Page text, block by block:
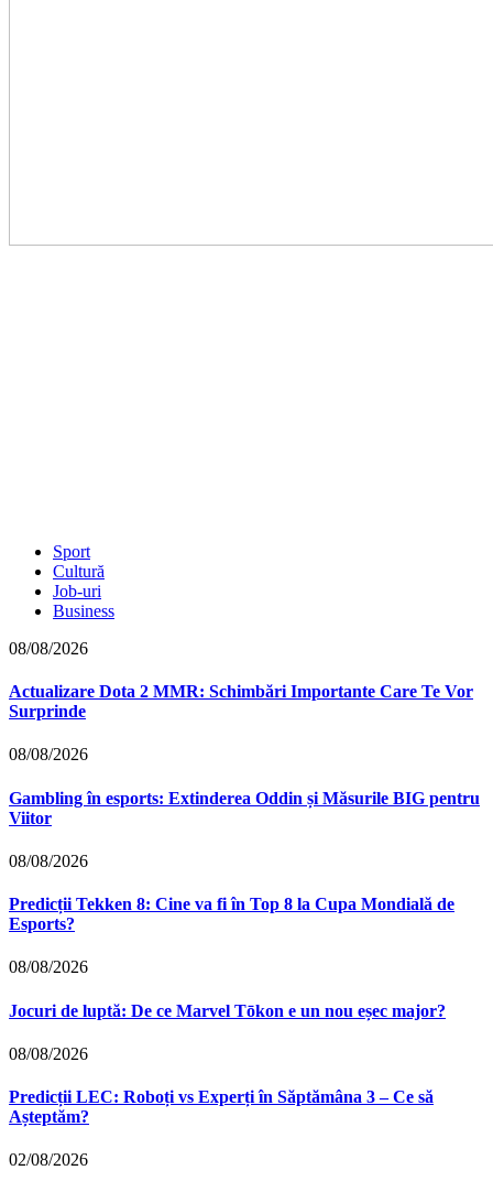
Sport
Cultură
Job-uri
Business
08/08/2026
Actualizare Dota 2 MMR: Schimbări Importante Care Te Vor
Surprinde
08/08/2026
Gambling în esports: Extinderea Oddin și Măsurile BIG pentru
Viitor
08/08/2026
Predicții Tekken 8: Cine va fi în Top 8 la Cupa Mondială de
Esports?
08/08/2026
Jocuri de luptă: De ce Marvel Tōkon e un nou eșec major?
08/08/2026
Predicții LEC: Roboți vs Experți în Săptămâna 3 – Ce să
Așteptăm?
02/08/2026